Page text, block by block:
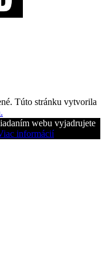
Túto stránku vytvorila
webu vyjadrujete
informácií